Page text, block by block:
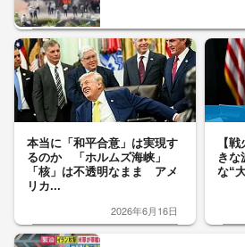
本当に「和平合意」は実現す
るのか 「ホルムズ海峡」
「核」は不透明なまま アメ
リカ...
2026年6月16日
【
きな
な“